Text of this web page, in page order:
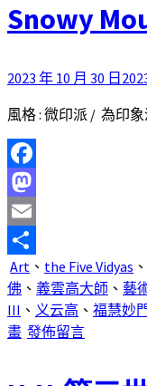
Snowy
2023 年 10 月 30 日
風格 : 微印派 / 為印
Facebook
Mastodon
Email
分
享
Art 、 the Five Vidyas 、
佛 、 義雲高大師 、 藝
III 、 义云高 、 福慧妙
畫 發佈留言